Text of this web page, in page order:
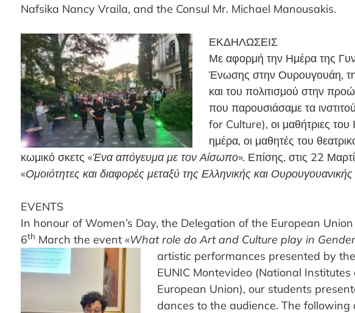
Nafsika Nancy Vraila, and the Consul Mr. Michael Manousakis.
ΕΚΔΗΛΩΣΕΙΣ
Με αφορμή την Ημέρα της
Ένωσης στην Ουρουγουάη,
και του πολιτισμού στην
που παρουσιάσαμε τα
for Culture), οι μαθήτριες
ημέρα, οι μαθητές του
κωμικό σκετς «Ένα απόγευμα με τον Αίσωπο». Επίσης, στις 22
«Ομοιότητες και διαφορές μεταξύ της Ελληνικής και
EVENTS
In honour of Women’s Day, the Delegation of the European
6th March the event «What role do Art and Culture play in
artistic performances presented by
EUNIC Montevideo (National
European Union), our students
dances to the audience. The following